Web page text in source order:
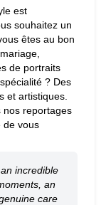
est
souhaitez un
êtes au bon
de portraits
? Des
et artistiques.
nos reportages
de vous
incredible
an
care